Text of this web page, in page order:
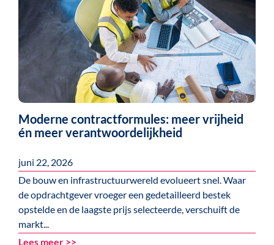
Moderne contractformules: meer vrijheid
én meer verantwoordelijkheid
juni 22, 2026
De bouw en infrastructuurwereld evolueert snel. Waar
de opdrachtgever vroeger een gedetailleerd bestek
opstelde en de laagste prijs selecteerde, verschuift de
markt...
Lees meer >>